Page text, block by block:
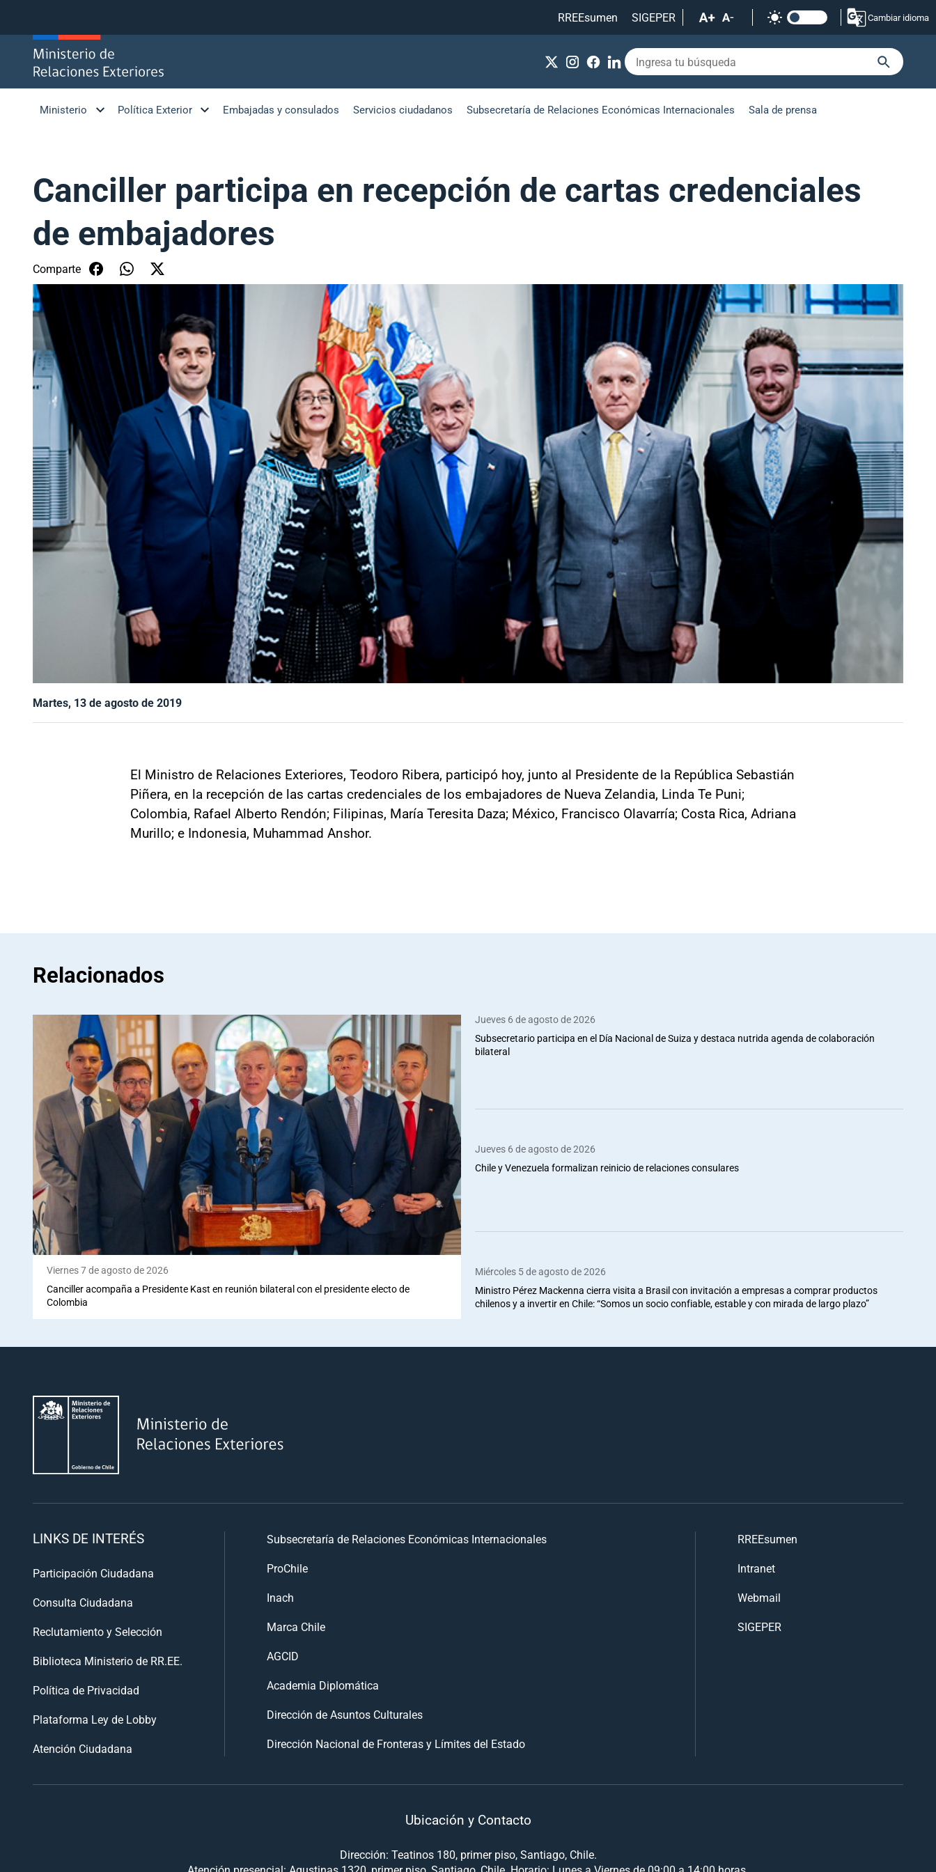
RREEsumen
SIGEPER Cambiar idioma
Ministerio Política Exterior Embajadas y consulados Servicios ciudadanos Subsecretaría de Relaciones Económicas Internacionales Sala de prensa
Canciller participa en recepción de cartas credenciales
de embajadores
Comparte
Martes, 13 de agosto de 2019
El Ministro de Relaciones Exteriores, Teodoro Ribera, participó hoy, junto al Presidente de la República Sebastián
Piñera, en la recepción de las cartas credenciales de los embajadores de Nueva Zelandia, Linda Te Puni;
Colombia, Rafael Alberto Rendón; Filipinas, María Teresita Daza; México, Francisco Olavarría; Costa Rica, Adriana
Murillo; e Indonesia, Muhammad Anshor.
Relacionados
Viernes 7 de agosto de 2026
Canciller acompaña a Presidente Kast en reunión bilateral con el presidente electo de
Colombia
Jueves 6 de agosto de 2026
Subsecretario participa en el Día Nacional de Suiza y destaca nutrida agenda de colaboración
bilateral
Jueves 6 de agosto de 2026
Chile y Venezuela formalizan reinicio de relaciones consulares
Miércoles 5 de agosto de 2026
Ministro Pérez Mackenna cierra visita a Brasil con invitación a empresas a comprar productos
chilenos y a invertir en Chile: “Somos un socio confiable, estable y con mirada de largo plazo”
LINKS DE INTERÉS
Participación Ciudadana
Consulta Ciudadana
Reclutamiento y Selección
Biblioteca Ministerio de RR.EE.
Política de Privacidad
Plataforma Ley de Lobby
Atención Ciudadana
Subsecretaría de Relaciones Económicas Internacionales
ProChile
Inach
Marca Chile
AGCID
Academia Diplomática
Dirección de Asuntos Culturales
Dirección Nacional de Fronteras y Límites del Estado
RREEsumen
Intranet
Webmail
SIGEPER
Ubicación y Contacto
Dirección: Teatinos 180, primer piso, Santiago, Chile.